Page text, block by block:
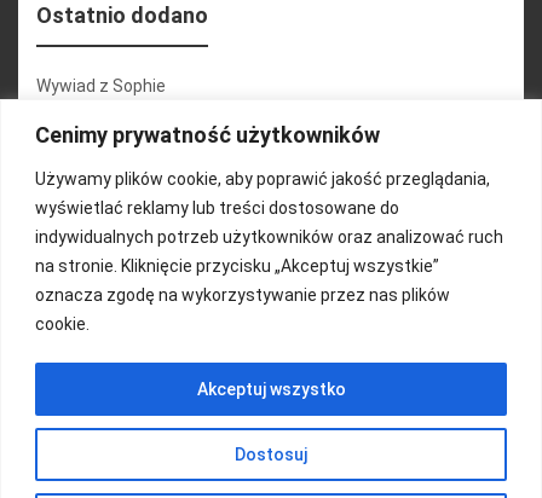
Cenimy prywatność użytkowników
Używamy plików cookie, aby poprawić jakość przeglądania,
wyświetlać reklamy lub treści dostosowane do
indywidualnych potrzeb użytkowników oraz analizować ruch
na stronie. Kliknięcie przycisku „Akceptuj wszystkie”
oznacza zgodę na wykorzystywanie przez nas plików
cookie.
Dostosuj
Akceptuj wszystko
Ostatnio dodano
Wywiad z Sophie
Konferencja 2.1
Martyna Wojciechowska
Relacja zdjęciowa 25.09.2024r (cz.2)
Wywiady z uczestnikami
FUNDACJA KOLOROWO